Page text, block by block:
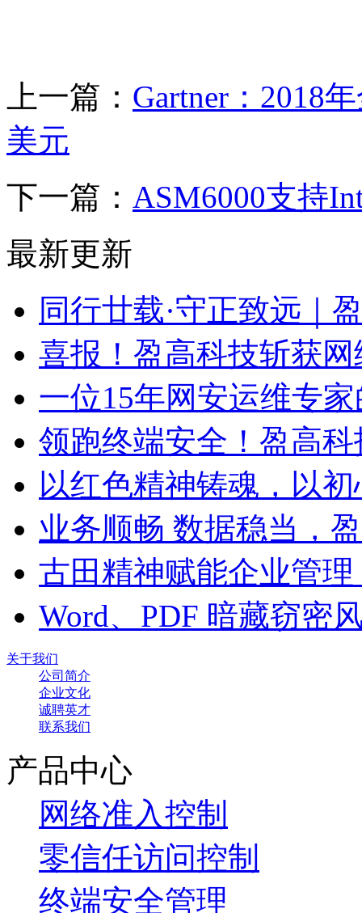
上一篇： Gartner：2018
美元
下一篇： ASM6000支持
最新更新
同行廿载·守正致远｜
喜报！盈高科技斩获
一位15年网安运维专
领跑终端安全！盈高
以红色精神铸魂，以
业务顺畅 数据稳当，
古田精神赋能企业管
Word、PDF 暗藏窃密
关于我们
公司简介
企业文化
诚聘英才
联系我们
产品中心
网络准入控制
零信任访问控制
终端安全管理